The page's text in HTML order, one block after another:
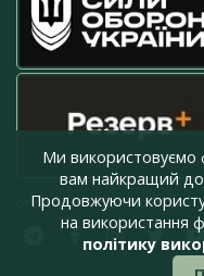
press@armyinform.com.ua
Ми використовуємо
вам найкращий
Продовжуючи
на використання
політику